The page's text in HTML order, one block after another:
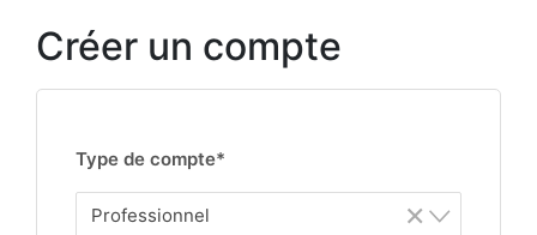
Créer un compte
Type de compte*
×
Professionnel